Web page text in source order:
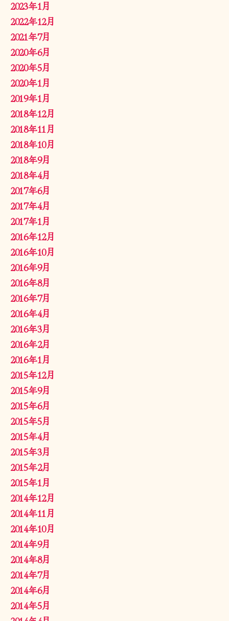
2023年1月
2022年12月
2021年7月
2020年6月
2020年5月
2020年1月
2019年1月
2018年12月
2018年11月
2018年10月
2018年9月
2018年4月
2017年6月
2017年4月
2017年1月
2016年12月
2016年10月
2016年9月
2016年8月
2016年7月
2016年4月
2016年3月
2016年2月
2016年1月
2015年12月
2015年9月
2015年6月
2015年5月
2015年4月
2015年3月
2015年2月
2015年1月
2014年12月
2014年11月
2014年10月
2014年9月
2014年8月
2014年7月
2014年6月
2014年5月